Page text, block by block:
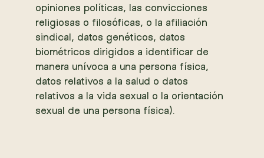
opiniones políticas, las convicciones
religiosas o filosóficas, o la afiliación
sindical, datos genéticos, datos
biométricos dirigidos a identificar de
manera unívoca a una persona física,
datos relativos a la salud o datos
relativos a la vida sexual o la orientación
sexual de una persona física).